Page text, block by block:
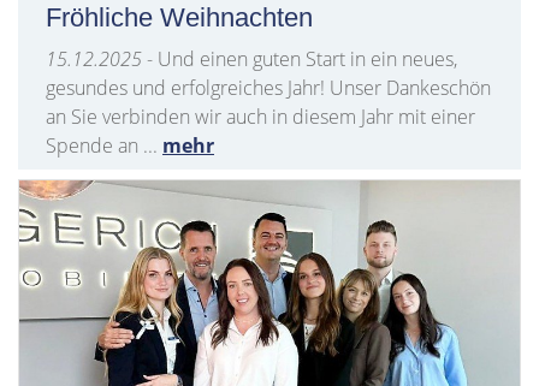
Fröhliche Weihnachten
15.12.2025- Und einen guten Start in ein neues,
gesundes und erfolgreiches Jahr! Unser Dankeschön
an Sie verbinden wir auch in diesem Jahr mit einer
Spende an ... mehr